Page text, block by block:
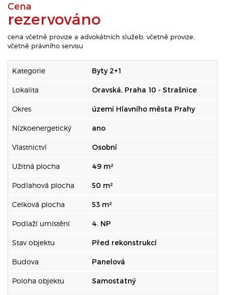
Cena
rezervováno
cena včetně provize a advokátních služeb, včetně provize,
včetně právního servisu
Kategorie Byty 2+1
Lokalita Oravská, Praha 10 - Strašnice
Okres území Hlavního města Prahy
Nízkoenergetický ano
Vlastnictví Osobní
Užitná plocha 49 m²
Podlahová plocha 50 m²
Celková plocha 53 m²
Podlaží umístění 4. NP
Stav objektu Před rekonstrukcí
Budova Panelová
Poloha objektu Samostatný